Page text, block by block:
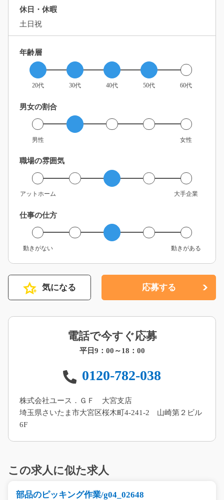
休日・休暇
土日祝
年齢層
20代 30代 40代 50代 60代
男女の割合
男性 女性
職場の雰囲気
アットホーム 大手企業
仕事の仕方
動きがない 動きがある
気になる 応募する
電話で今すぐ応募
平日9：00～18：00
0120-782-038
株式会社ユース．ＧＦ 大宮支店
埼玉県さいたま市大宮区桜木町4-241-2 山崎第２ビル
6F
この求人に似た求人
部品のピッキング作業/g04_02648